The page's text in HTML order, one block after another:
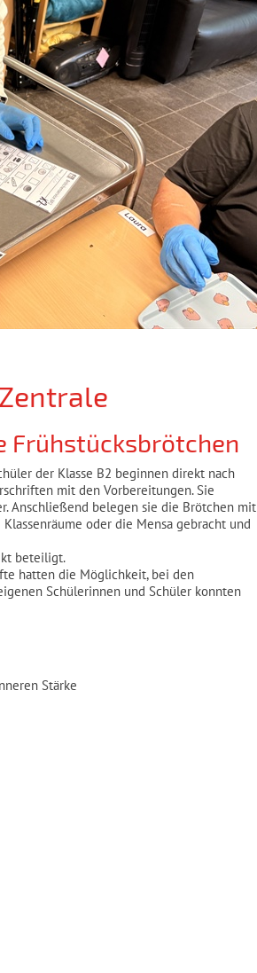
Frühstücksbrötchen
der Klasse B2 beginnen direkt nach
mit den Vorbereitungen. Sie
Anschließend belegen sie die Brötchen mit
oder die Mensa gebracht und
beteiligt.
hatten die Möglichkeit, bei den
Schülerinnen und Schüler konnten
Stärke